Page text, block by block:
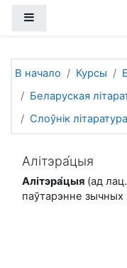
В начало Курсы
Беларуская
Слоўнік
Алітэра́цыя
Алітэра́цыя(ад лац.
паўтарэнне зычных